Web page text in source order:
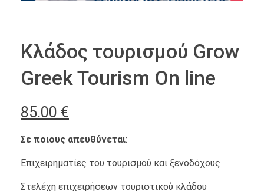
Κλάδος τουρισμού Grow
Greek Tourism On line
85.00 €
Σε ποιους απευθύνεται:
Επιχειρηματίες του τουρισμού και ξενοδόχους
Στελέχη επιχειρήσεων τουριστικού κλάδου